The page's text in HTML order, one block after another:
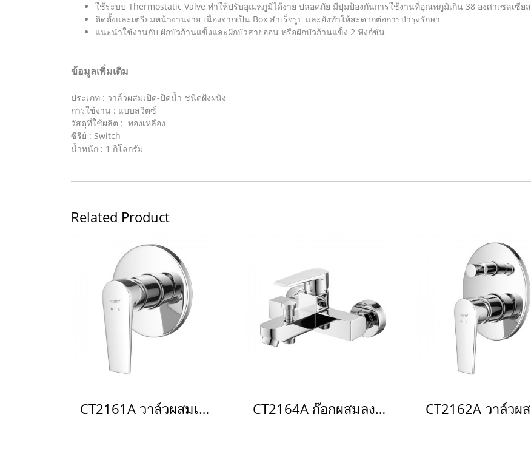
ใช้ระบบ Thermostatic Valve ทำให้ปรับอุณหภูมิได้ง่าย ปลอดภัย มีปุ่มป้องกันการใช้งานที่อุณหภูมิเกิน 38 องศาเซลเซียส
ติดตั้งและเตรียมหน้างานง่าย เนื่องจากเป็น Box สำเร็จรูป และยังทําให้สะดวกต่อการบํารุงรักษา
แนะนำใช้งานกับ ฝักบัวก้านแข็งและฝักบัวสายอ่อน หรือฝักบัวก้านแข็ง 2 ฟังก์ชั่น
ข้อมูลเพิ่มเติม
ประเภท : วาล์วผสมเปิด-ปิดน้ำ ชนิดฝังผนัง
การใช้งาน : แบบสวิตซ์
วัสดุที่ใช้ผลิต : ทองเหลือง
ซีรีย์ : Switch
น้ำหนัก : 1 กิโลกรัม
Related Product
CT2161A วาล์วผสมเปิด-ปิดน้ำแบบก้านโยก ชนิดฝังผนัง รุ่น Luke CT2164A ก๊อกผสมลงอ่าง/ยืนอาบแบบก้านโยก รุ่น Luke